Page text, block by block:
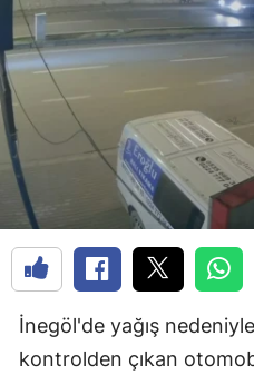
İnegöl'de yağış
kontrolden çıkan